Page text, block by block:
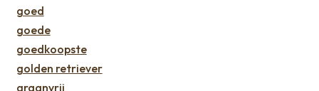
goed
goede
goedkoopste
golden retriever
graanvrij